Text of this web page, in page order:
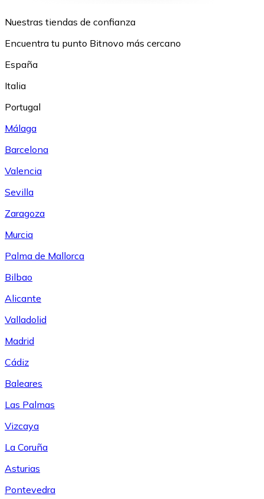
Nuestras tiendas de confianza
Encuentra tu punto Bitnovo más cercano
España
Italia
Portugal
Málaga
Barcelona
Valencia
Sevilla
Zaragoza
Murcia
Palma de Mallorca
Bilbao
Alicante
Valladolid
Madrid
Cádiz
Baleares
Las Palmas
Vizcaya
La Coruña
Asturias
Pontevedra